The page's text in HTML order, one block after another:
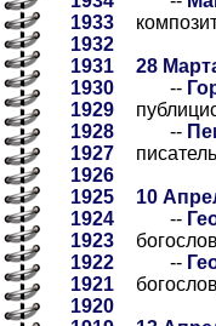
1933
1932
1931
1930
1929
1928
1927
1926
1925
1924
1923
1922
1921
1920
28
--
--
10
--
--